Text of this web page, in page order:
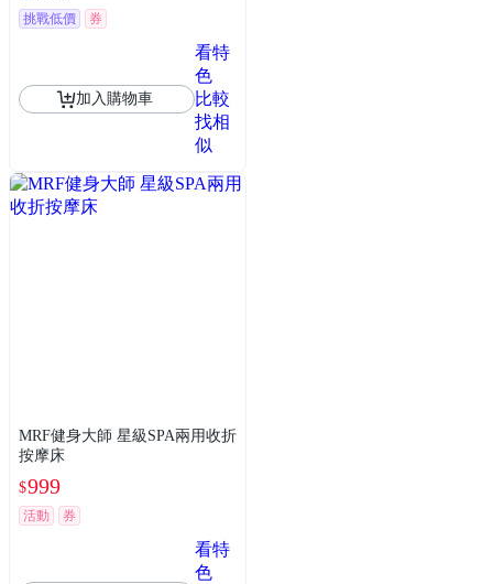
挑戰低價 券
加入購物車
看特
色
比較
找相
似
MRF健身大師 星級SPA兩用收折
按摩床
$999
活動 券
看特
色